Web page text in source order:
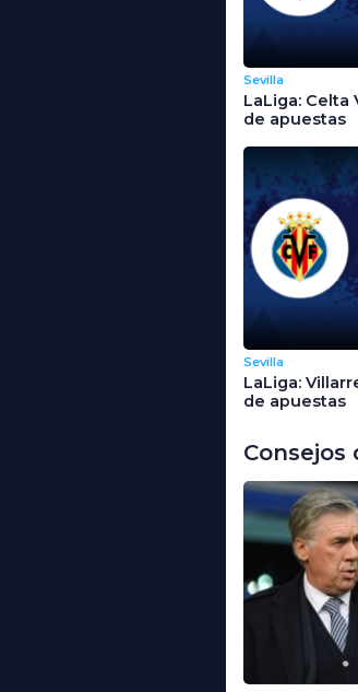
Sevilla
LaLiga: Celta
de apuestas
Sevilla
LaLiga:
de apuestas
Consejos